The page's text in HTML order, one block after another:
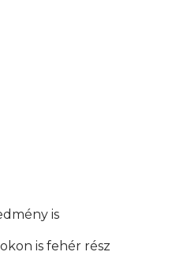
is
is fehér rész